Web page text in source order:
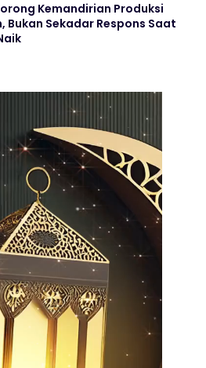
Kemandirian Produksi
Bukan Sekadar Respons Saat